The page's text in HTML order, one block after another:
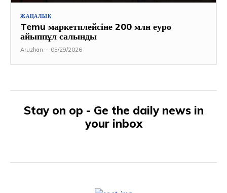
ЖАҢАЛЫҚ
Temu маркетплейсіне 200 млн еуро
айыппұл салынды
Aruzhan - 05/29/2026
Stay on op - Ge the daily news in
your inbox